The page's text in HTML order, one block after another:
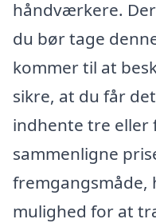
håndværkere.
du bør tage
kommer til at
sikre, at du får
indhente tre eller
sammenligne
fremgangsmåde,
mulighed for at